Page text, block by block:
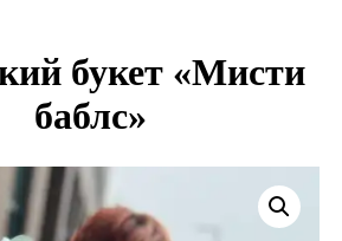
букет «Мисти
баблс»